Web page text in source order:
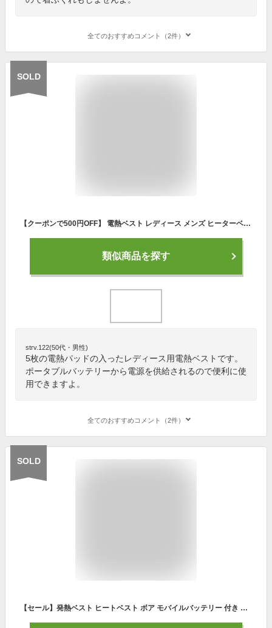
全てのおすすめコメント（2件）
SOLD
【クーポンで500円OFF】 電熱ベスト レディース メンズ ヒーターベスト 電熱ウェア インナー フリース 秋 冬 電熱ジャケット 温熱ベスト 防寒ベスト チョッキ 大きいサイズ おしゃれ あったか 暖かい 防寒 薄手 軽量 重ね着 洗える 通勤 バイク キャンプ アウトドア 黒
類似商品を探す
strv.122(50代・男性)
5枚の電熱パッドの入ったレディース用電熱ベストです。
ポータブルバッテリーから電源を供給されるので便利に使
用できますよ。
全てのおすすめコメント（2件）
SOLD
【セール】発熱ベスト ヒートベスト ボア モバイルバッテリー 付き レディース 婦人服 ファッション 発熱 電熱ベスト ヒーターベスト 電熱ジャケット バッテリー給電式 洗える 防寒ベスト USB 加熱 バッテリー給電 温度調整 登山 アウトドアウエア 防寒対策